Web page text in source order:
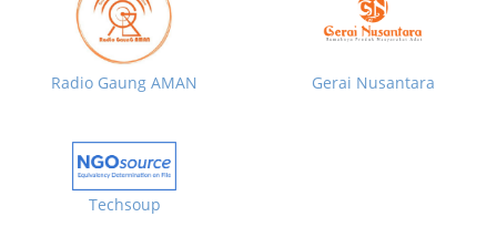
Radio Gaung AMAN Gerai Nusantara
Techsoup